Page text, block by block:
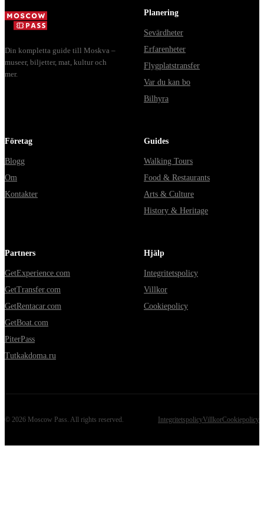
Din kompletta guide till Moskva –
museer, biljetter, mat, kultur och
mer.
Planering
Sevärdheter
Erfarenheter
Flygplatstransfer
Var du kan bo
Bilhyra
Företag
Blogg
Om
Kontakter
Guides
Walking Tours
Food & Restaurants
Arts & Culture
History & Heritage
Partners
GetExperience.com
GetTransfer.com
GetRentacar.com
GetBoat.com
PiterPass
Tutkakdoma.ru
Hjälp
Integritetspolicy
Villkor
Cookiepolicy
© 2026 Moscow Pass . All rights reserved. IntegritetspolicyVillkorCookiepolicy